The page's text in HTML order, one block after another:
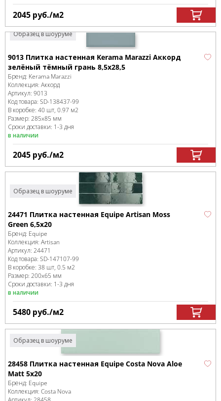
2045 руб./м2
Образец в шоуруме
9013 Плитка настенная Kerama Marazzi Аккорд
зелёный тёмный грань 8,5х28,5
Бренд: Kerama Marazzi
Коллекция: Аккорд
Артикул: 9013
Код товара: SD-138437-99
В коробке: 40 шт, 0.97 м2
Размер: 285x85 мм
Сроки доставки: 1-3 дня
в наличии
2045 руб./м2
Образец в шоуруме
24471 Плитка настенная Equipe Artisan Moss
Green 6,5x20
Бренд: Equipe
Коллекция: Artisan
Артикул: 24471
Код товара: SD-147107-99
В коробке: 38 шт, 0.5 м2
Размер: 200x65 мм
Сроки доставки: 1-3 дня
в наличии
5480 руб./м2
Образец в шоуруме
28458 Плитка настенная Equipe Costa Nova Aloe
Matt 5x20
Бренд: Equipe
Коллекция: Costa Nova